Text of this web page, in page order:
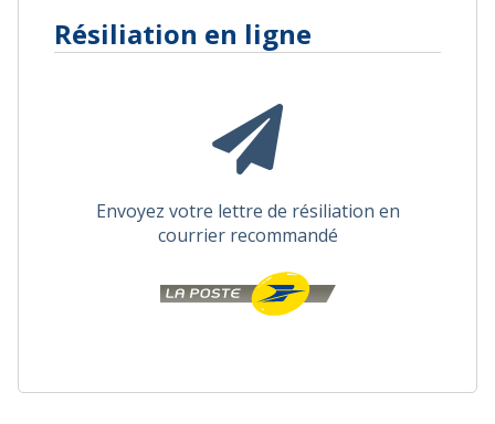
Résiliation en ligne
Envoyez votre lettre de résiliation en
courrier recommandé